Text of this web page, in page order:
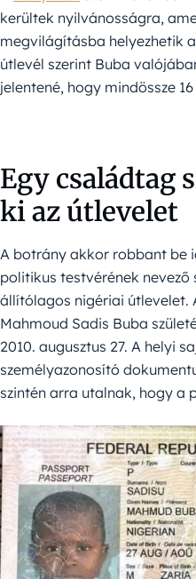
kerültek nyilvánosságra,
megvilágításba helyezhetik
útlevél szerint Buba
jelentené, hogy mindössze 16
Egy családtag
ki az útlevelet
A botrány akkor robbant be
politikus testvérének nevező
állítólagos nigériai útlevelet.
Mahmoud Sadis Buba
2010. augusztus 27. A helyi
személyazonosító
szintén arra utalnak, hogy a